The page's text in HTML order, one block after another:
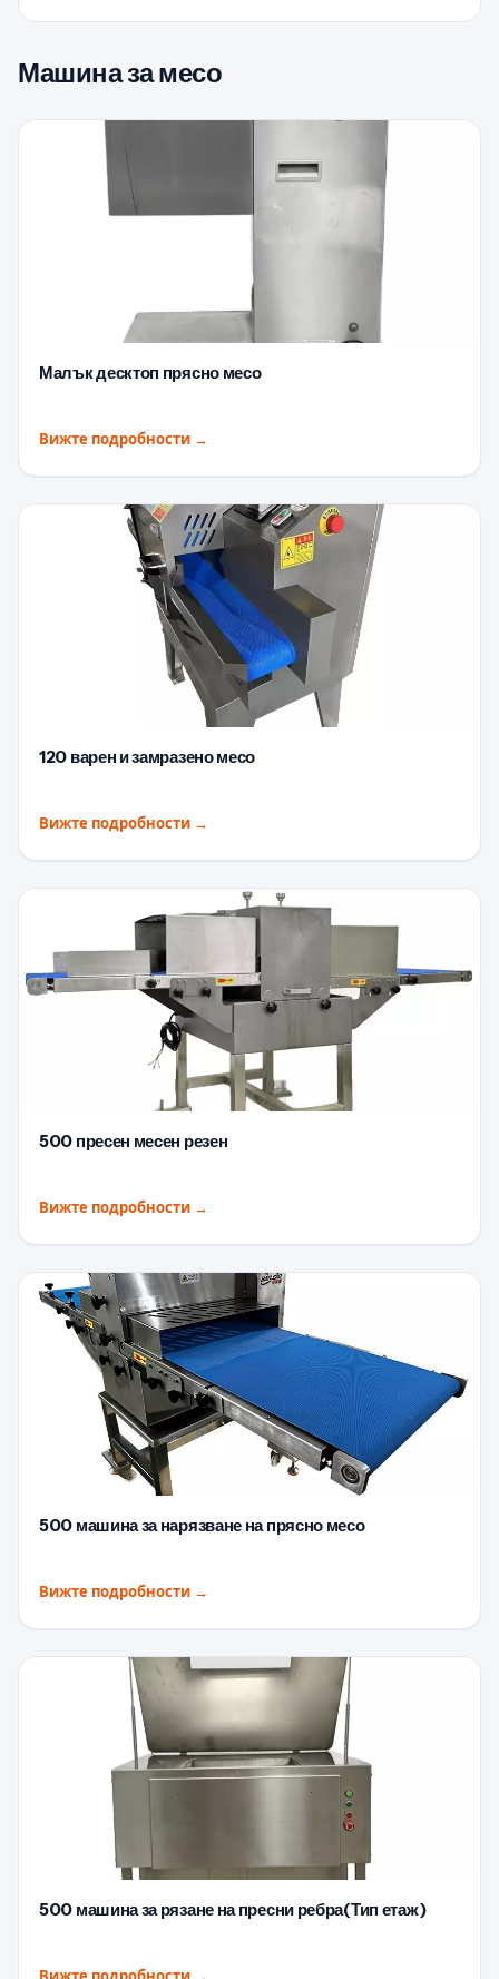
Машина за месо
Малък десктоп прясно месо
Вижте подробности →
120 варен и замразено месо
Вижте подробности →
500 пресен месен резен
Вижте подробности →
500 машина за нарязване на прясно месо
Вижте подробности →
500 машина за рязане на пресни ребра(Тип етаж)